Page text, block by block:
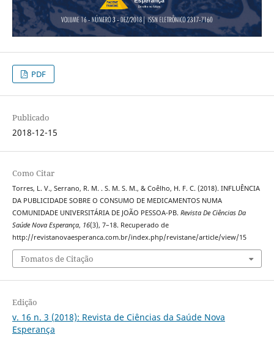
PDF
Publicado
2018-12-15
Como Citar
Torres, L. V., Serrano, R. M. . S. M. S. M., & Coêlho, H. F. C. (2018). INFLUÊNCIA
DA PUBLICIDADE SOBRE O CONSUMO DE MEDICAMENTOS NUMA
COMUNIDADE UNIVERSITÁRIA DE JOÃO PESSOA-PB. Revista De Ciências Da
Saúde Nova Esperança, 16(3), 7–18. Recuperado de
http://revistanovaesperanca.com.br/index.php/revistane/article/view/15
Fomatos de Citação
Edição
v. 16 n. 3 (2018): Revista de Ciências da Saúde Nova
Esperança